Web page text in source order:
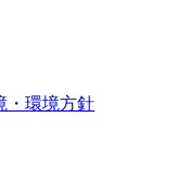
・環境方針